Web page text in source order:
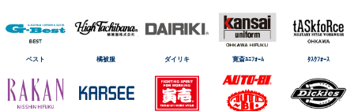
ベスト 橘被服 ダイリキ 寛斎ﾕﾆﾌｫｰﾑ ﾀｽｸﾌｫｰｽ